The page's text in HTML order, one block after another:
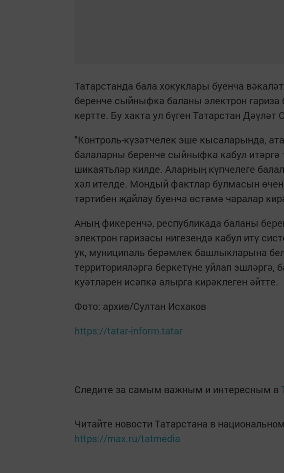
Татарстанда бала хокуклары буенча
беренче сыйныфка баланы электрон гариза
кертте. Бу хакта ул бүген Татарстан
"Контроль-күзәтчелек эше кысаларында,
балаларны беренче сыйныфка кабул
шикаятьләр килде. Аларның күпчелеге
хәл ителде. Мондый фактлар булмасын
тәртибен җайлау буенча өстәмә чаралар
Аның фикеренчә, республикада баланы
электрон гаризасы нигезендә кабул итү
ук, муниципаль берәмлек башлыкларына
территорияләргә беркетүне уйлап
куәтләрен исәпкә алырга кирәклеген әйтте.
Фото: архив/Султан Исхаков
https://tatar-inform.tatar
Следите за самым важным и интересным в
Читайте новости Татарстана в
https://max.ru/tatmedia